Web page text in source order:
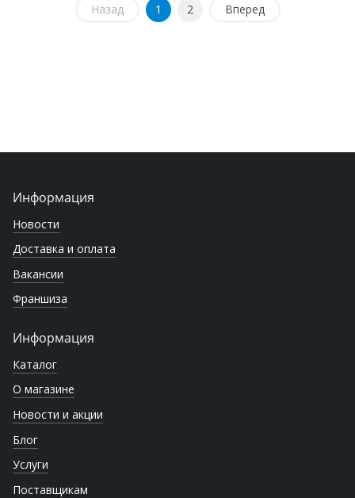
Назад 1 2 Вперед
Информация
Новости
Доставка и оплата
Вакансии
Франшиза
Информация
Каталог
О магазине
Новости и акции
Блог
Услуги
Поставщикам